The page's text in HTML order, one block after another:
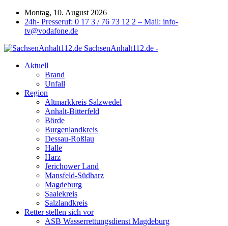
Montag, 10. August 2026
24h- Presseruf: 0 17 3 / 76 73 12 2 – Mail: info-
tv@vodafone.de
SachsenAnhalt112.de -
Aktuell
Brand
Unfall
Region
Altmarkkreis Salzwedel
Anhalt-Bitterfeld
Börde
Burgenlandkreis
Dessau-Roßlau
Halle
Harz
Jerichower Land
Mansfeld-Südharz
Magdeburg
Saalekreis
Salzlandkreis
Retter stellen sich vor
ASB Wasserrettungsdienst Magdeburg